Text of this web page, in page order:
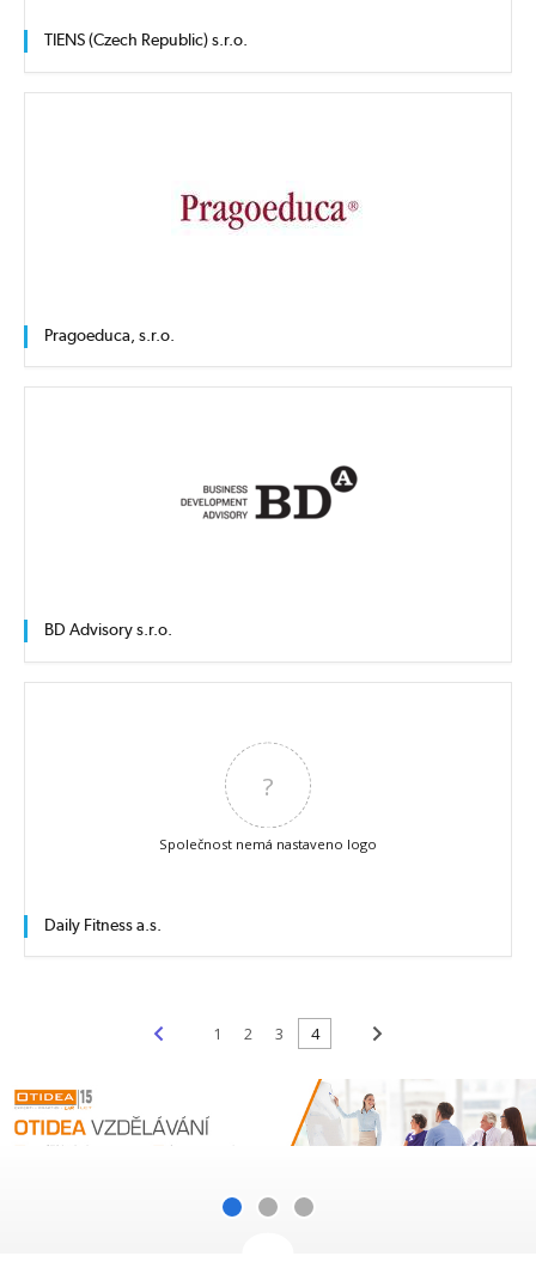
TIENS (Czech Republic) s.r.o.
Pragoeduca, s.r.o.
BD Advisory s.r.o.
?
Společnost nemá nastaveno logo
Daily Fitness a.s.
1 2 3 4